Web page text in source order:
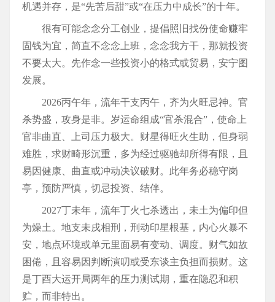
机遇并存，是“先苦后甜”或“在压力中成长”的十年。
很有可能念念分工创业，提倡照旧找份使命赚牢
固钱为宜，简直不念念上班，念念我方干，那就投资
不要太大。先作念一些投资小的格式或贸易，安宁图
发展。
2026丙午年，流年干支丙午，齐为火旺忌神。官
杀势盛，攻身是非。岁运命组成“官杀混合”，使命上
官非曲直、上司压力极大。财星得旺火生助，但身弱
难胜，求财畸形沉重，多为经过驱驰却所得有限，且
易因健康、曲直或冲动决议破财。此年务必稳守岗
亭，预防严慎，切忌投资、结伴。
2027丁未年，流年丁火七杀透出，未土为偏印但
为燥土。地支未戌相刑，刑动印星根基，内心火暴不
安，地点环境或单元里面易有变动、调度。财气如故
困倦，且容易因判断演叨或受东谈主负担而损财。这
是丁酉大运开局两年的压力测试期，重在隐忍和积
贮，而非特出。